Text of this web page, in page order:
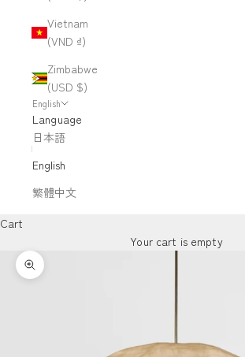
Vietnam
(VND ₫)
Zimbabwe
(USD $)
English
Language
日本語
English
繁體中文
Cart
Your cart is empty
Zoom picture